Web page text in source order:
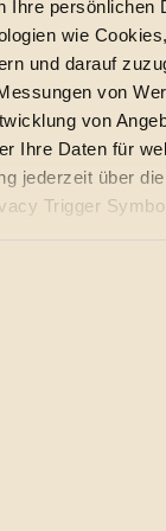
Ihre persönlichen
wie
und darauf
von
von
Ihre Daten für
jederzeit über
Trigger
bestimmten
Daten